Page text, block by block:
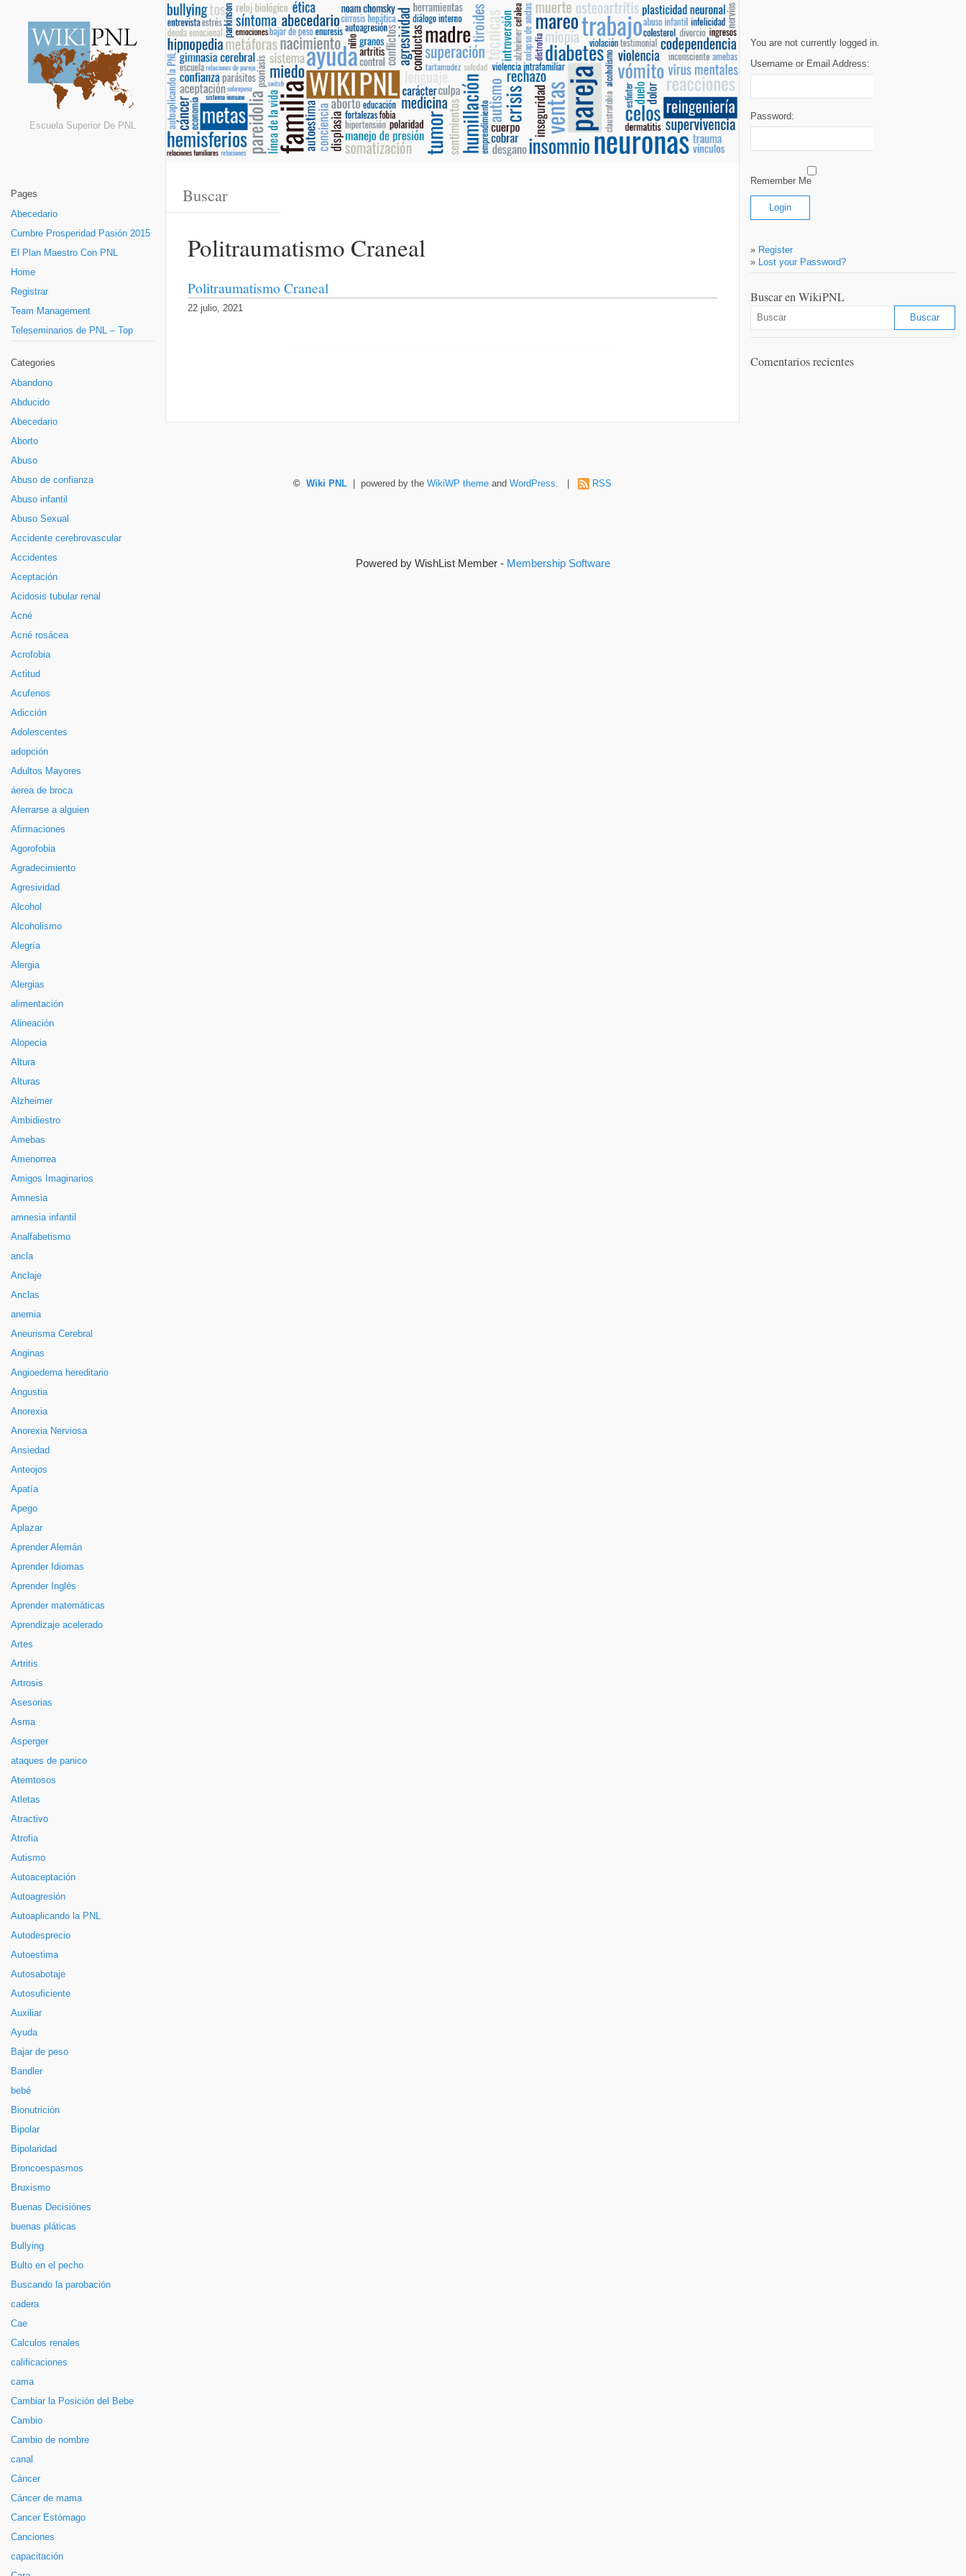
Escuela Superior De PNL
Pages
Abecedario
Cumbre Prosperidad Pasión 2015
El Plan Maestro Con PNL
Home
Registrar
Team Management
Teleseminarios de PNL – Top
Categories
Abandono
Abducido
Abecedario
Aborto
Abuso
Abuso de confianza
Abuso infantil
Abuso Sexual
Accidente cerebrovascular
Accidentes
Aceptación
Acidosis tubular renal
Acné
Acné rosácea
Acrofobia
Actitud
Acufenos
Adicción
Adolescentes
adopción
Adultos Mayores
áerea de broca
Aferrarse a alguien
Afirmaciones
Agorofobia
Agradecimiento
Agresividad
Alcohol
Alcoholismo
Alegría
Alergia
Alergias
alimentación
Alineación
Alopecia
Altura
Alturas
Alzheimer
Ambidiestro
Amebas
Amenorrea
Amigos Imaginarios
Amnesia
amnesia infantil
Analfabetismo
ancla
Anclaje
Anclas
anemia
Aneurisma Cerebral
Anginas
Angioedema hereditario
Angustia
Anorexia
Anorexia Nerviosa
Ansiedad
Anteojos
Apatía
Apego
Aplazar
Aprender Alemán
Aprender Idiomas
Aprender Inglés
Aprender matemáticas
Aprendizaje acelerado
Artes
Artritis
Artrosis
Asesorias
Asma
Asperger
ataques de panico
Atemtosos
Atletas
Atractivo
Atrofia
Autismo
Autoaceptación
Autoagresión
Autoaplicando la PNL
Autodesprecio
Autoestima
Autosabotaje
Autosuficiente
Auxiliar
Ayuda
Bajar de peso
Bandler
bebé
Bionutrición
Bipolar
Bipolaridad
Broncoespasmos
Bruxismo
Buenas Decisiónes
buenas pláticas
Bullying
Bulto en el pecho
Buscando la parobación
cadera
Cae
Calculos renales
calificaciones
cama
Cambiar la Posición del Bebe
Cambio
Cambio de nombre
canal
Cáncer
Cáncer de mama
Cancer Estómago
Canciones
capacitación
Politraumatismo Craneal
Politraumatismo Craneal
22 julio, 2021
You are not currently logged in.
Username or Email Address:
Password:
Remember Me
» Register
» Lost your Password?
Buscar en WikiPNL
Comentarios recientes
© Wiki PNL | powered by the WikiWP theme and WordPress. | RSS
Powered by WishList Member - Membership Software